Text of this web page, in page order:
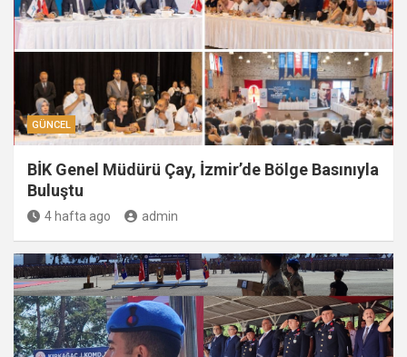
GÜNCEL
BİK Genel Müdürü Çay, İzmir’de Bölge Basınıyla
Buluştu
4 hafta ago admin